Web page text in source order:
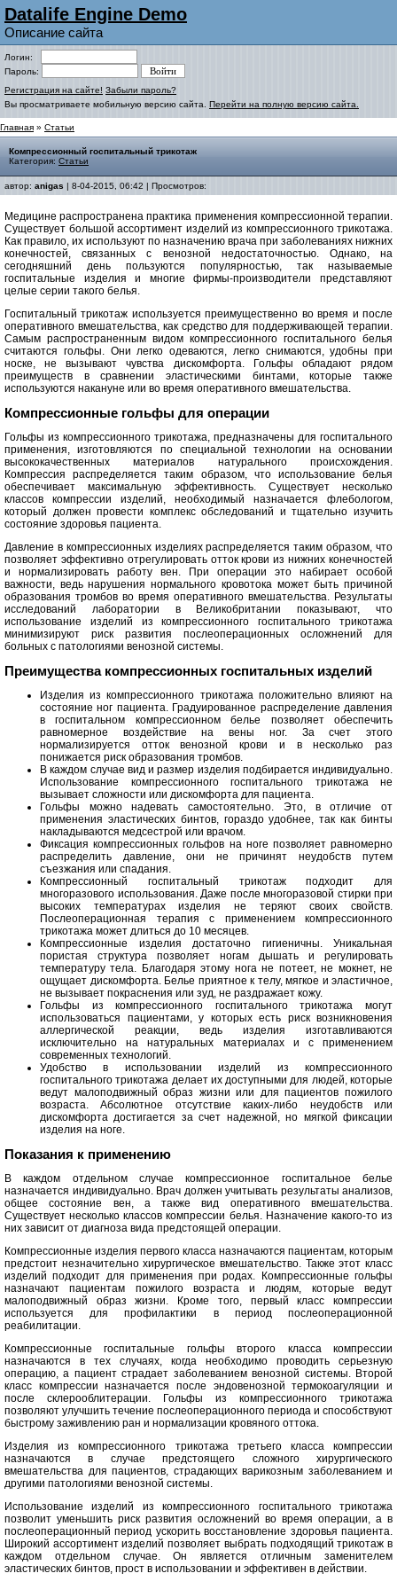
Datalife Engine Demo
Описание сайта
Логин:
Пароль:
Регистрация на сайте! Забыли пароль?
Вы просматриваете мобильную версию сайта. Перейти на полную версию сайта.
Главная » Статьи
Компрессионный госпитальный трикотаж
Категория: Статьи
автор: anigas | 8-04-2015, 06:42 | Просмотров:
Медицине распространена практика применения компрессионной терапии.
Существует большой ассортимент изделий из компрессионного трикотажа.
Как правило, их используют по назначению врача при заболеваниях нижних
конечностей, связанных с венозной недостаточностью. Однако, на
сегодняшний день пользуются популярностью, так называемые
госпитальные изделия и многие фирмы-производители представляют
целые серии такого белья.
Госпитальный трикотаж используется преимущественно во время и после
оперативного вмешательства, как средство для поддерживающей терапии.
Самым распространенным видом компрессионного госпитального белья
считаются гольфы. Они легко одеваются, легко снимаются, удобны при
носке, не вызывают чувства дискомфорта. Гольфы обладают рядом
преимуществ в сравнении эластическими бинтами, которые также
используются накануне или во время оперативного вмешательства.
Компрессионные гольфы для операции
Гольфы из компрессионного трикотажа, предназначены для госпитального
применения, изготовляются по специальной технологии на основании
высококачественных материалов натурального происхождения.
Компрессия распределяется таким образом, что использование белья
обеспечивает максимальную эффективность. Существует несколько
классов компрессии изделий, необходимый назначается флебологом,
который должен провести комплекс обследований и тщательно изучить
состояние здоровья пациента.
Давление в компрессионных изделиях распределяется таким образом, что
позволяет эффективно отрегулировать отток крови из нижних конечностей
и нормализировать работу вен. При операции это набирает особой
важности, ведь нарушения нормального кровотока может быть причиной
образования тромбов во время оперативного вмешательства. Результаты
исследований лаборатории в Великобритании показывают, что
использование изделий из компрессионного госпитального трикотажа
минимизируют риск развития послеоперационных осложнений для
больных с патологиями венозной системы.
Преимущества компрессионных госпитальных изделий
Изделия из компрессионного трикотажа положительно влияют на
состояние ног пациента. Градуированное распределение давления
в госпитальном компрессионном белье позволяет обеспечить
равномерное воздействие на вены ног. За счет этого
нормализируется отток венозной крови и в несколько раз
понижается риск образования тромбов.
В каждом случае вид и размер изделия подбирается индивидуально.
Использование компрессионного госпитального трикотажа не
вызывает сложности или дискомфорта для пациента.
Гольфы можно надевать самостоятельно. Это, в отличие от
применения эластических бинтов, гораздо удобнее, так как бинты
накладываются медсестрой или врачом.
Фиксация компрессионных гольфов на ноге позволяет равномерно
распределить давление, они не причинят неудобств путем
съезжания или спадания.
Компрессионный госпитальный трикотаж подходит для
многоразового использования. Даже после многоразовой стирки при
высоких температурах изделия не теряют своих свойств.
Послеоперационная терапия с применением компрессионного
трикотажа может длиться до 10 месяцев.
Компрессионные изделия достаточно гигиеничны. Уникальная
пористая структура позволяет ногам дышать и регулировать
температуру тела. Благодаря этому нога не потеет, не мокнет, не
ощущает дискомфорта. Белье приятное к телу, мягкое и эластичное,
не вызывает покраснения или зуд, не раздражает кожу.
Гольфы из компрессионного госпитального трикотажа могут
использоваться пациентами, у которых есть риск возникновения
аллергической реакции, ведь изделия изготавливаются
исключительно на натуральных материалах и с применением
современных технологий.
Удобство в использовании изделий из компрессионного
госпитального трикотажа делает их доступными для людей, которые
ведут малоподвижный образ жизни или для пациентов пожилого
возраста. Абсолютное отсутствие каких-либо неудобств или
дискомфорта достигается за счет надежной, но мягкой фиксации
изделия на ноге.
Показания к применению
В каждом отдельном случае компрессионное госпитальное белье
назначается индивидуально. Врач должен учитывать результаты анализов,
общее состояние вен, а также вид оперативного вмешательства.
Существует несколько классов компрессии белья. Назначение какого-то из
них зависит от диагноза вида предстоящей операции.
Компрессионные изделия первого класса назначаются пациентам, которым
предстоит незначительно хирургическое вмешательство. Также этот класс
изделий подходит для применения при родах. Компрессионные гольфы
назначают пациентам пожилого возраста и людям, которые ведут
малоподвижный образ жизни. Кроме того, первый класс компрессии
используется для профилактики в период послеоперационной
реабилитации.
Компрессионные госпитальные гольфы второго класса компрессии
назначаются в тех случаях, когда необходимо проводить серьезную
операцию, а пациент страдает заболеванием венозной системы. Второй
класс компрессии назначается после эндовенозной термокоагуляции и
после склерооблитерации. Гольфы из компрессионного трикотажа
позволяют улучшить течение послеоперационного периода и способствуют
быстрому заживлению ран и нормализации кровяного оттока.
Изделия из компрессионного трикотажа третьего класса компрессии
назначаются в случае предстоящего сложного хирургического
вмешательства для пациентов, страдающих варикозным заболеванием и
другими патологиями венозной системы.
Использование изделий из компрессионного госпитального трикотажа
позволит уменьшить риск развития осложнений во время операции, а в
послеоперационный период ускорить восстановление здоровья пациента.
Широкий ассортимент изделий позволяет выбрать подходящий трикотаж в
каждом отдельном случае. Он является отличным заменителем
эластических бинтов, прост в использовании и эффективен в действии.